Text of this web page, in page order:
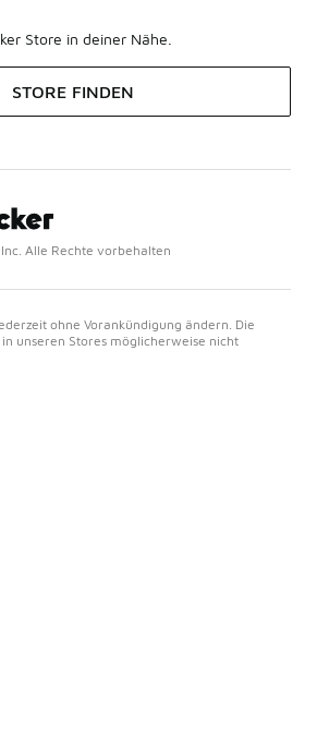
Store in deiner Nähe.
STORE FINDEN
Alle Rechte vorbehalten
ohne Vorankündigung ändern. Die
unseren Stores möglicherweise nicht